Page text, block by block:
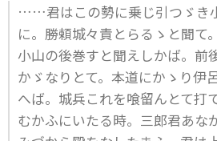
……君はこの勢に乗じ引つゞき
に。勝頼城々責とらるゝと聞て
小山の後巻すと聞えしかば。前
かゞなりとて。本道にかゝり伊
へば。城兵これを喰留んとて打
むかふにいたる時。三郎君あな